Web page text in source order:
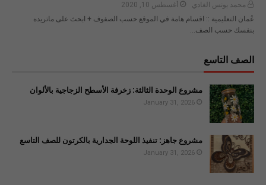
محمد يونس الغادي
أغسطس 10, 2020
عُمان التعليمية :: اقسام هامة في الموقع حسب الصفوف + ابحث على ماتريده
بنفسك حسب الصف…
الصف التاسع
مشروع الوحدة الثالثة: زخرفة الأسطح الزجاجية بالألوان
January 31, 2026
مشروع جاهز: تنفيذ اللوحة الجدارية بالكرتون للصف التاسع
January 31, 2026